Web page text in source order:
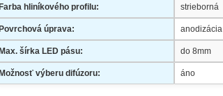
hliníkového profilu: strieborná
úprava: anodizácia
šírka LED pásu: do 8mm
výberu difúzoru: áno